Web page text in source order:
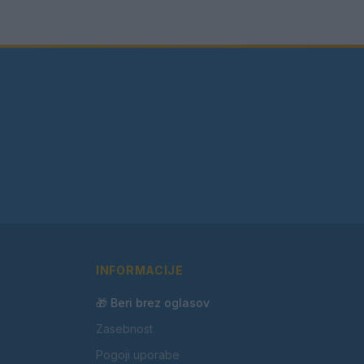
INFORMACIJE
🎁 Beri brez oglasov
Zasebnost
Pogoji uporabe